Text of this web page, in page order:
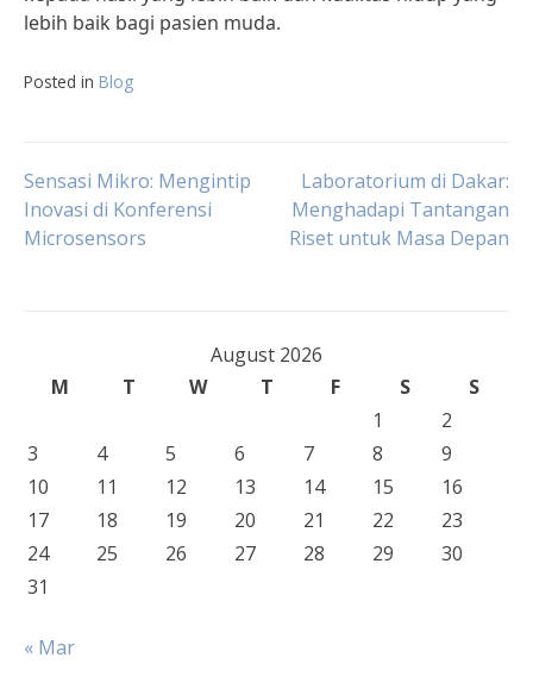
lebih baik bagi pasien muda.
Posted in Blog
Post
navigation
Sensasi Mikro: Mengintip
Inovasi di Konferensi
Microsensors
Laboratorium di Dakar:
Menghadapi Tantangan
Riset untuk Masa Depan
August 2026
M
T W T F S
S
1
2
3
4 5 6 7 8
9
10
11 12 13 14 15
16
17
18 19 20 21 22
23
24
25 26 27 28 29
30
31
« Mar